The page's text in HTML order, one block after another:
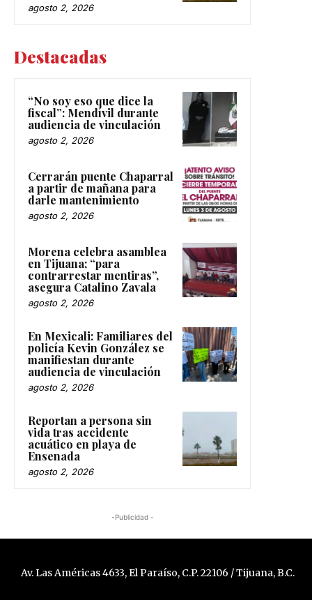
agosto 2, 2026
Destacadas
“No soy eso que dice la
fiscal”: Mendívil durante
audiencia de vinculación
agosto 2, 2026
Cerrarán puente Chaparral
a partir de mañana para
darle mantenimiento
agosto 2, 2026
Morena celebra asamblea
en Tijuana; “para
contrarrestar mentiras”,
asegura Catalino Zavala
agosto 2, 2026
En Mexicali: Familiares del
policía Kevin González se
manifiestan durante
audiencia de vinculación
agosto 2, 2026
Reportan a persona sin
vida tras accidente
acuático en playa de
Ensenada
agosto 2, 2026
-Publicidad -
Av. Las Américas 4633, El Paraíso, C.P. 22106 / Tijuana, B.C.